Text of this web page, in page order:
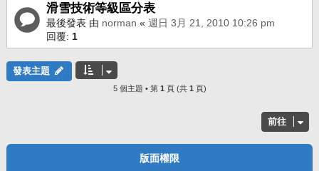
滑雪技術等級區分表
最後發表 由 norman « 週日 3月 21, 2010 10:26 pm
回覆: 1
發表主題
5 個主題 • 第 1 頁 (共 1 頁)
前往
版面權限